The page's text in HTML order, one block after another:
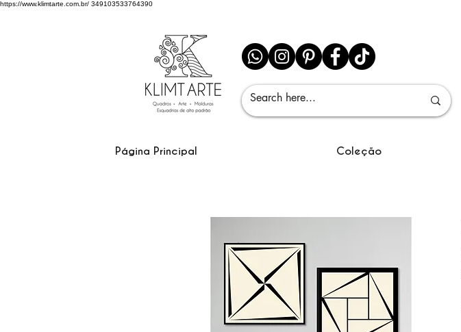
https://www.klimtarte.com.br/ 349103533764390
Página Principal Coleção